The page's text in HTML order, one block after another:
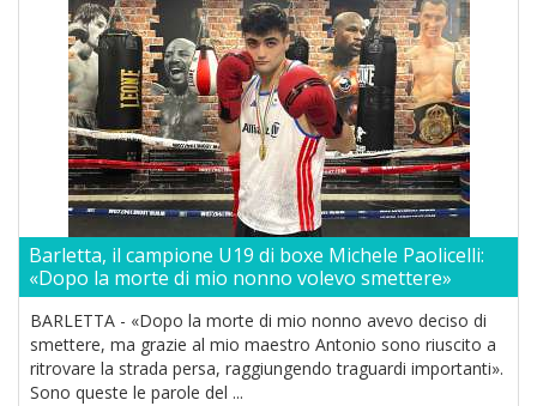
Barletta, il campione U19 di boxe Michele Paolicelli:
«Dopo la morte di mio nonno volevo smettere»
BARLETTA - «Dopo la morte di mio nonno avevo deciso di
smettere, ma grazie al mio maestro Antonio sono riuscito a
ritrovare la strada persa, raggiungendo traguardi importanti».
Sono queste le parole del ...